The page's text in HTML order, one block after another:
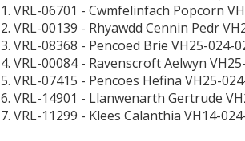
1. VRL-06701 - Cwmfelinfach Popcorn
2. VRL-00139 - Rhyawdd Cennin Pedr
3. VRL-08368 - Pencoed Brie VH25-024-
4. VRL-00084 - Ravenscroft Aelwyn
5. VRL-07415 - Pencoes Hefina VH25-
6. VRL-14901 - Llanwenarth Gertrude
7. VRL-11299 - Klees Calanthia VH14-